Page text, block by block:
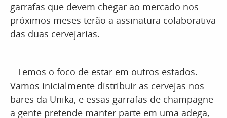
garrafas que devem chegar ao mercado nos
próximos meses terão a assinatura colaborativa
das duas cervejarias.
– Temos o foco de estar em outros estados.
Vamos inicialmente distribuir as cervejas nos
bares da Unika, e essas garrafas de champagne
a gente pretende manter parte em uma adega,